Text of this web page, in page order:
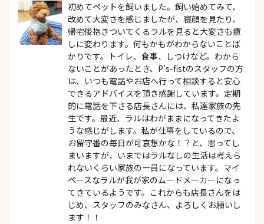
初めてペットを飼いました。飼い始めてみて、
改めて大変さを感じましたが、寝顔を見たり、
帰宅後抱きついてくるラルを見ると大変さも癒
しに変わります。何もかもがわからないことば
かりです。トイレ、食事、しつけなど。わから
ないことがあったとき、P’s-fistのスタッフの方
は、いつも電話やお店へ行って相談すると安心
できるアドバイスを頂き感謝しています。定期
的に電話を下さる店長さんには、私達家族の先
生です。最近、ラルはわがままになってきたよ
うな感じがします。私が仕事をしているので、
お留守番の毎日が可哀想かな！？と、思ってし
まいますが、いまではラルなしの生活は考えら
れないくらい家族の一員になっています。マイ
ペースなラルが我が家のムードメーカーになっ
てきているようです。これからも店長さんをは
じめ、スタッフのみなさん、よろしくお願いし
ます！！